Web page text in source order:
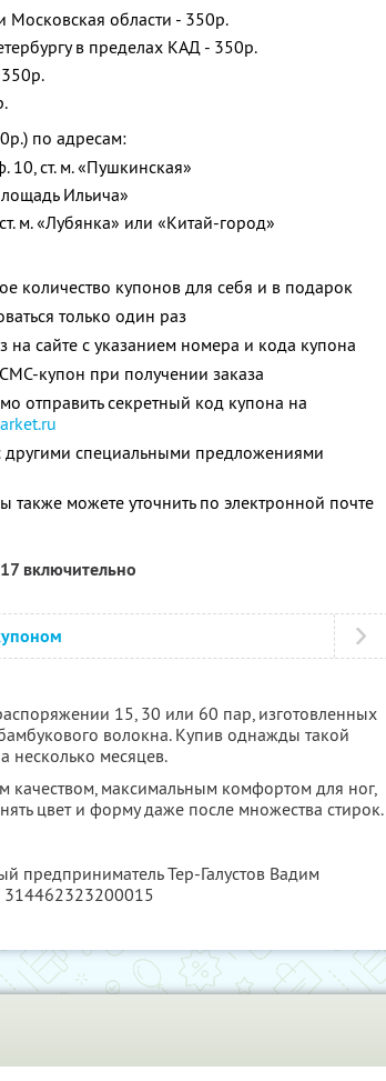
Московская области - 350р.
в пределах КАД - 350р.
по адресам:
10, ст. м. «Пушкинская»
Ильича»
м. «Лубянка» или «Китай-город»
количество купонов для себя и в подарок
только один раз
сайте с указанием номера и кода купона
купон при получении заказа
отправить секретный код купона на
другими специальными предложениями
можете уточнить по электронной почте
включительно
15, 30 или 60 пар, изготовленных
волокна. Купив однажды такой
несколько месяцев.
качеством, максимальным комфортом для ног,
цвет и форму даже после множества стирок.
предприниматель Тер-Галустов Вадим
314462323200015